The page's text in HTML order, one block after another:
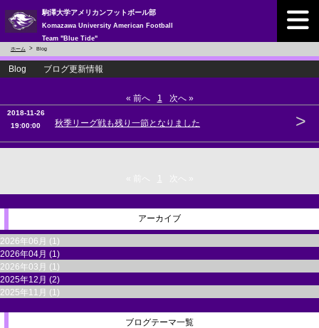
駒澤大学アメリカンフットボール部
Komazawa University American Football
Team "Blue Tide"
ホーム Blog
Blog ブログ更新情報
« 前へ 1 次へ »
2018-11-26
19:00:00
秋季リーグ戦も残り一節となりました >
1
アーカイブ
2026年06月 (1)
2026年04月 (1)
2026年03月 (1)
2025年12月 (2)
2025年11月 (1)
ブログテーマ一覧